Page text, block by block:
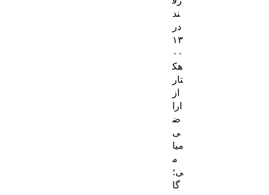
ند
در
۱۳
۰۰
هک
تار
از
ارا
ض
ی
میا
م
ی؛
گا